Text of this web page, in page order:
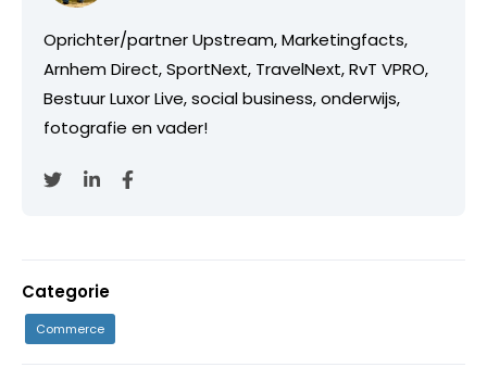
Oprichter/partner Upstream, Marketingfacts,
Arnhem Direct, SportNext, TravelNext, RvT VPRO,
Bestuur Luxor Live, social business, onderwijs,
fotografie en vader!
Categorie
Commerce